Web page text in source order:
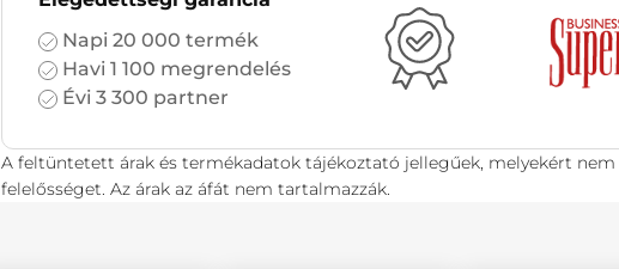
Napi 20 000 termék
Havi 1 100 megrendelés
Évi 3 300 partner
A feltüntetett árak és termékadatok tájékoztató jellegűek, melyekért nem
felelősséget. Az árak az áfát nem tartalmazzák.